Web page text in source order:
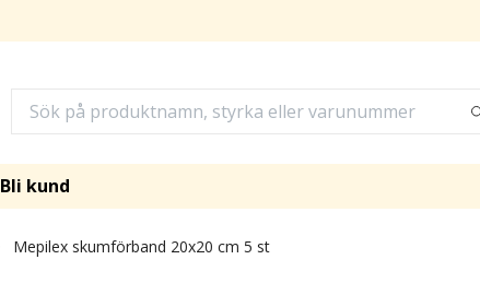
Bli kund
Mepilex skumförband 20x20 cm 5 st